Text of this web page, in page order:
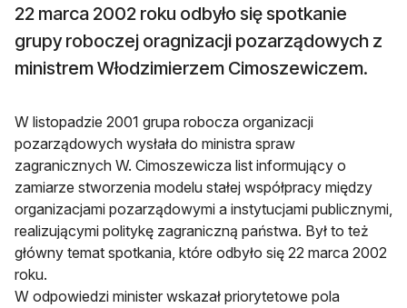
22 marca 2002 roku odbyło się spotkanie
grupy roboczej oragnizacji pozarządowych z
ministrem Włodzimierzem Cimoszewiczem.
W listopadzie 2001 grupa robocza organizacji
pozarządowych wysłała do ministra spraw
zagranicznych W. Cimoszewicza list informujący o
zamiarze stworzenia modelu stałej współpracy między
organizacjami pozarządowymi a instytucjami publicznymi,
realizującymi politykę zagraniczną państwa. Był to też
główny temat spotkania, które odbyło się 22 marca 2002
roku.
W odpowiedzi minister wskazał priorytetowe pola